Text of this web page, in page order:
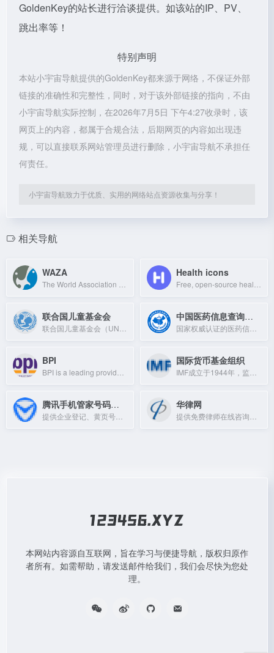
GoldenKey的站长进行洽谈提供。如该站的IP、PV、
跳出率等！
特别声明
本站小宇宙导航提供的GoldenKey都来源于网络，不保证外部
链接的准确性和完整性，同时，对于该外部链接的指向，不由
小宇宙导航实际控制，在2026年7月5日 下午4:27收录时，该
网页上的内容，都属于合规合法，后期网页的内容如出现违
规，可以直接联系网站管理员进行删除，小宇宙导航不承担任
何责任。
小宇宙导航致力于优质、实用的网络站点资源收集与分享！
相关导航
WAZA Health icons
联合国儿童基金会 中国医药信息查询平台
BPI 国际货币基金组织
腾讯手机管家号码公众平台 华律网
本网站内容源自互联网，旨在学习与便捷导航，版权归原作
者所有。如需帮助，请发送邮件给我们，我们会尽快为您处
理。